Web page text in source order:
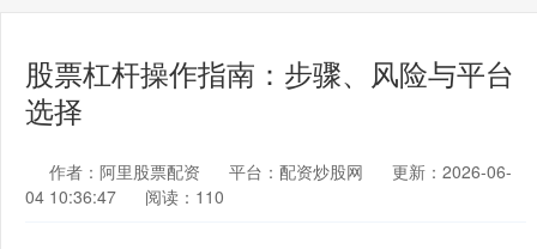
股票杠杆操作指南：步骤、风险与平台
选择
作者：阿里股票配资 平台：配资炒股网
更新：2026-06-
04 10:36:47
阅读：110